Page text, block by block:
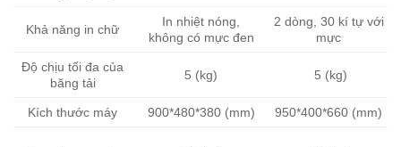
Khả năng in chữ
In nhiệt nóng,
không có mực đen
2 dòng, 30 kí tự với
mực
Độ chịu tối đa của
băng tải
5 (kg) 5 (kg)
Kích thước máy 900*480*380 (mm) 950*400*660 (mm)